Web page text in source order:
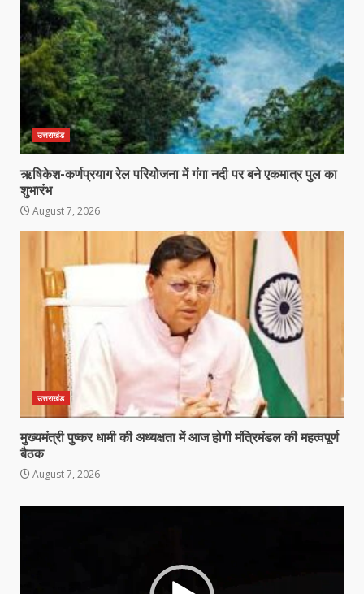
उत्तराखंड
ऋषिकेश-कर्णप्रयाग रेल परियोजना में गंगा नदी पर बने एकमात्र पुल का
शुभारंभ
August 7, 2026
उत्तराखंड
मुख्यमंत्री पुष्कर धामी की अध्यक्षता में आज होगी मंत्रिमंडल की महत्वपूर्ण
बैठक
August 7, 2026